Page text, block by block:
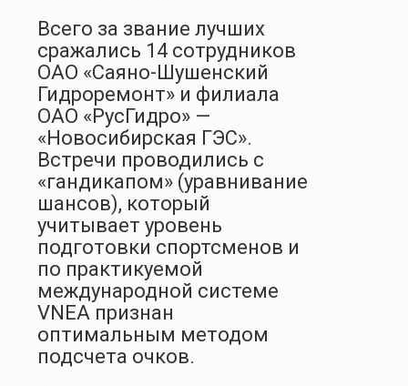
Всего за звание лучших
сражались 14 сотрудников
ОАО «Саяно-Шушенский
Гидроремонт» и филиала
ОАО «РусГидро» —
«Новосибирская ГЭС».
Встречи проводились с
«гандикапом» (уравнивание
шансов), который
учитывает уровень
подготовки спортсменов и
по практикуемой
международной системе
VNEA признан
оптимальным методом
подсчета очков.